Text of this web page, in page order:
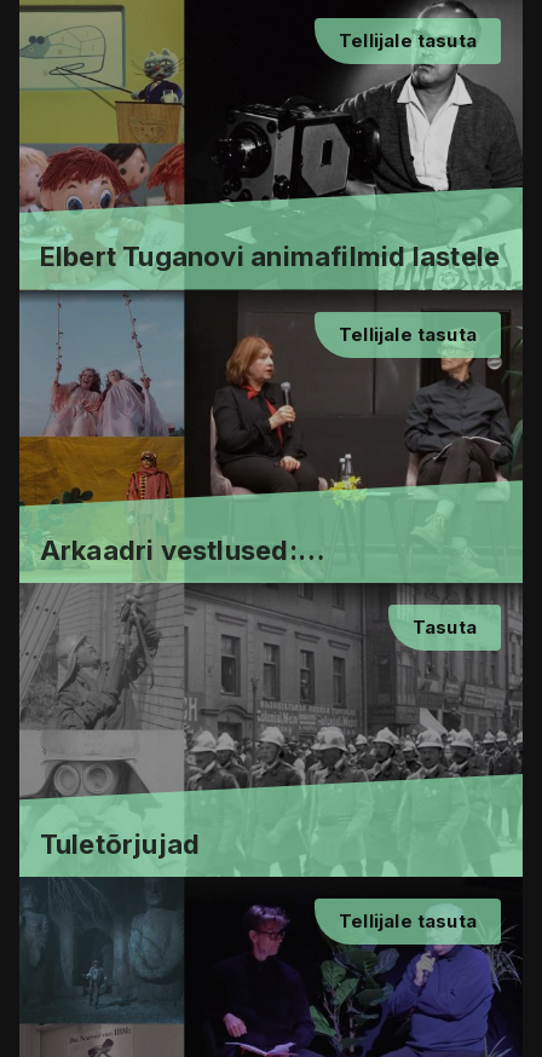
Tellijale tasuta
Elbert Tuganovi animafilmid lastele
Tellijale tasuta
Arkaadri vestlused:
Kostüümikunstnik Mare Raidma
looming Eesti filmis
Tasuta
Tuletõrjujad
Tellijale tasuta